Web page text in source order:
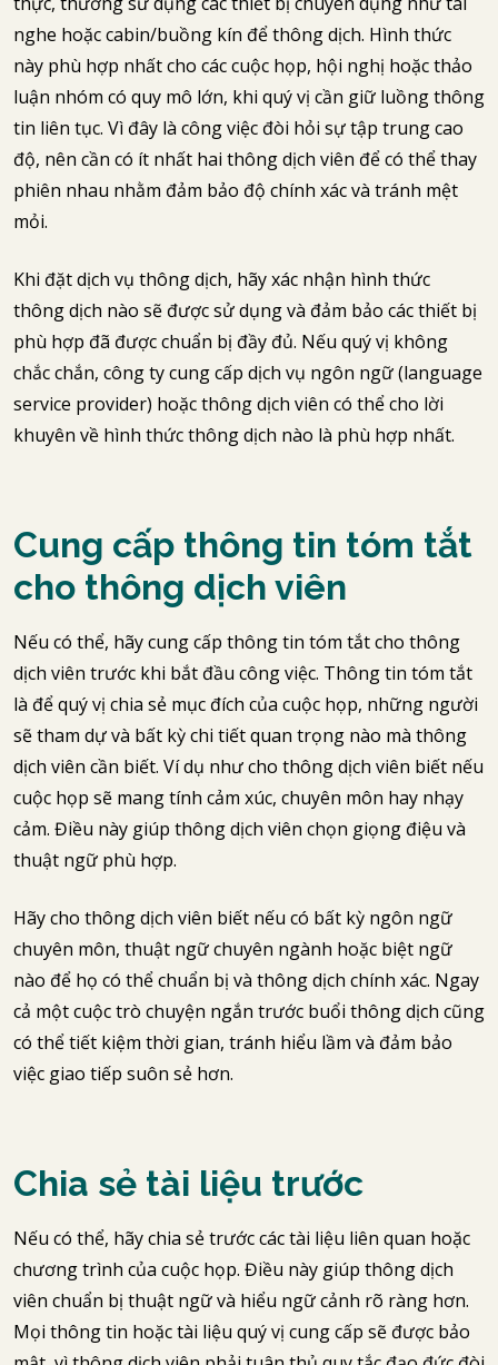
nghe hoặc cabin/buồng kín để thông dịch. Hình thức
này phù hợp nhất cho các cuộc họp, hội nghị hoặc thảo
luận nhóm có quy mô lớn, khi quý vị cần giữ luồng thông
tin liên tục. Vì đây là công việc đòi hỏi sự tập trung cao
độ, nên cần có ít nhất hai thông dịch viên để có thể thay
phiên nhau nhằm đảm bảo độ chính xác và tránh mệt
mỏi.
Khi đặt dịch vụ thông dịch, hãy xác nhận hình thức
thông dịch nào sẽ được sử dụng và đảm bảo các thiết bị
phù hợp đã được chuẩn bị đầy đủ. Nếu quý vị không
chắc chắn, công ty cung cấp dịch vụ ngôn ngữ (language
service provider) hoặc thông dịch viên có thể cho lời
khuyên về hình thức thông dịch nào là phù hợp nhất.
Cung cấp thông tin tóm tắt
cho thông dịch viên
Nếu có thể, hãy cung cấp thông tin tóm tắt cho thông
dịch viên trước khi bắt đầu công việc. Thông tin tóm tắt
là để quý vị chia sẻ mục đích của cuộc họp, những người
sẽ tham dự và bất kỳ chi tiết quan trọng nào mà thông
dịch viên cần biết. Ví dụ như cho thông dịch viên biết nếu
cuộc họp sẽ mang tính cảm xúc, chuyên môn hay nhạy
cảm. Điều này giúp thông dịch viên chọn giọng điệu và
thuật ngữ phù hợp.
Hãy cho thông dịch viên biết nếu có bất kỳ ngôn ngữ
chuyên môn, thuật ngữ chuyên ngành hoặc biệt ngữ
nào để họ có thể chuẩn bị và thông dịch chính xác. Ngay
cả một cuộc trò chuyện ngắn trước buổi thông dịch cũng
có thể tiết kiệm thời gian, tránh hiểu lầm và đảm bảo
việc giao tiếp suôn sẻ hơn.
Chia sẻ tài liệu trước
Nếu có thể, hãy chia sẻ trước các tài liệu liên quan hoặc
chương trình của cuộc họp. Điều này giúp thông dịch
viên chuẩn bị thuật ngữ và hiểu ngữ cảnh rõ ràng hơn.
Mọi thông tin hoặc tài liệu quý vị cung cấp sẽ được bảo